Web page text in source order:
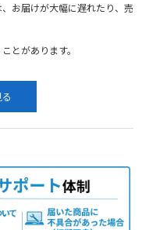
お届けが大幅に遅れたり、売
とがあります。